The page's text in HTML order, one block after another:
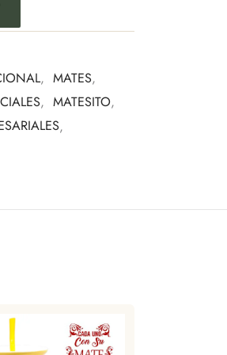
grabado Laser.
diseño, practicidad y
, MATES,
, MATESITO,
,